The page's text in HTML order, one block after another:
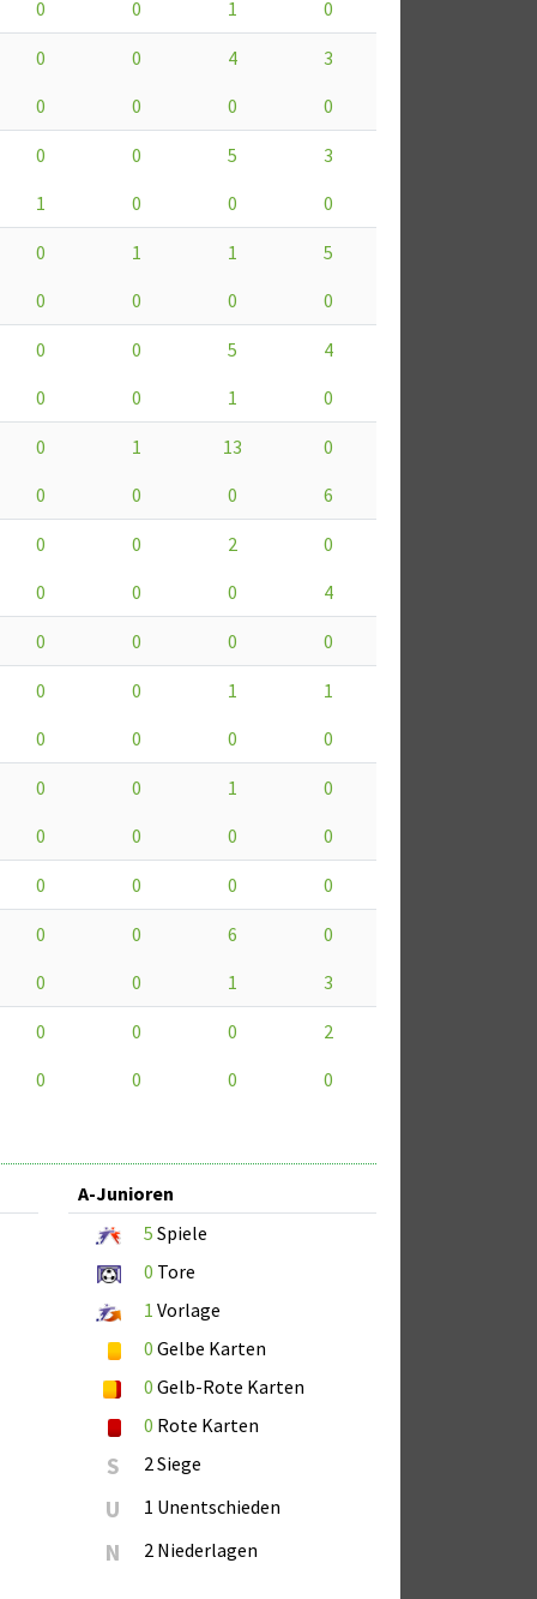
0 0 1 0
0 0 4
3
0 0 0 0
0 0 5
3
1 0 0 0
0 1 1
5
0 0 0 0
0 0 5
4
0 0 1 0
0 1 13
0
0 0 0 6
0 0 2
0
0 0 0 4
0 0 0 0
0 0 1
1
0 0 0 0
0 0 1
0
0 0 0 0
0 0 0 0
0 0 6
0
0 0 1 3
0 0 0
2
0 0 0 0
A-Junioren
5 Spiele
0 Tore
1 Vorlage
0 Gelbe Karten
0 Gelb-Rote Karten
0 Rote Karten
S 2 Siege
U 1 Unentschieden
N 2 Niederlagen